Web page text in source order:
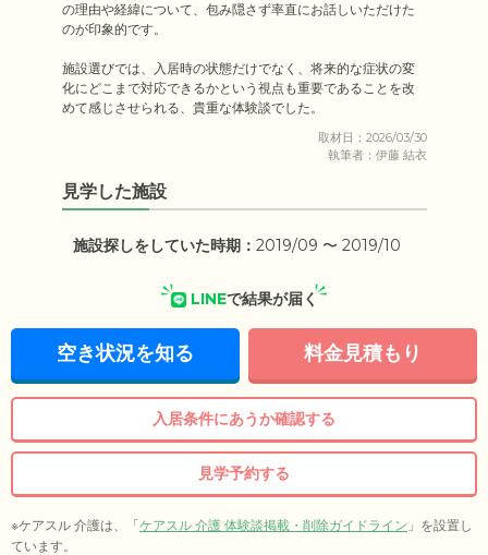
の理由や経緯について、包み隠さず率直にお話しいただけた
のが印象的です。
施設選びでは、入居時の状態だけでなく、将来的な症状の変
化にどこまで対応できるかという視点も重要であることを改
めて感じさせられる、貴重な体験談でした。
取材日：2026/03/30
執筆者：伊藤 結衣
見学した施設
施設探しをしていた時期： 2019/09 〜 2019/10
LINEで結果が届く
空き状況を知る 料金見積もり
入居条件にあうか確認する
見学予約する
※ケアスル 介護は、「ケアスル 介護 体験談掲載・削除ガイドライン 」を設置し
ています。